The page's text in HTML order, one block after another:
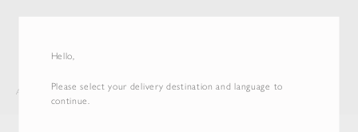
Hello,
Please select your delivery destination and language to
continue.
AURALEE ITEM